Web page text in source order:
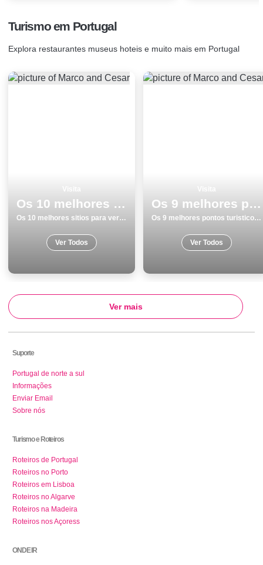
Turismo em Portugal
Explora restaurantes museus hoteis e muito mais em Portugal
Os 10 melhores sitios para ver e visitar em Braga
Os 10 melhores sitios para ver e visitar em Braga
Ver Todos
Os 9 melhores pontos turisticos para visitar em Ericeira
Os 9 melhores pontos turisticos para visitar em Ericeira
Ver Todos
Ver mais
Suporte
Portugal de norte a sul
Informações
Enviar Email
Sobre nós
Turismo e Roteiros
Roteiros de Portugal
Roteiros no Porto
Roteiros em Lisboa
Roteiros no Algarve
Roteiros na Madeira
Roteiros nos Açoress
ONDE IR